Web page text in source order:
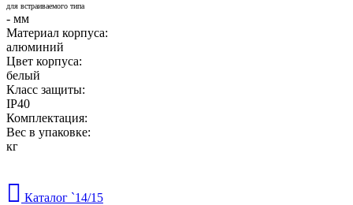
для встраиваемого типа
- мм
Материал корпуса:
алюминий
Цвет корпуса:
белый
Класс защиты:
IP40
Комплектация:
Вес в упаковке:
кг
Каталог `14/15